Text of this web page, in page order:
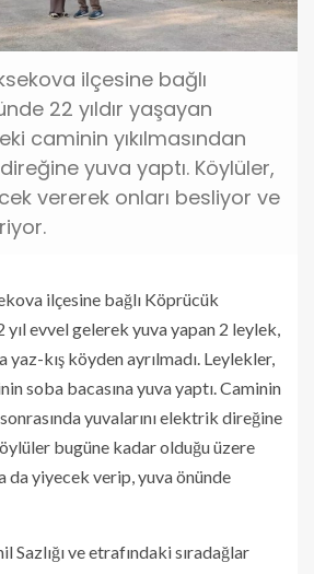
ilçesine bağlı
22 yıldır yaşayan
caminin yıkılmasından
yuva yaptı. Köylüler,
vererek onları besliyor ve
ilçesine bağlı Köprücük
yıl evvel gelerek yuva yapan 2 leylek,
yaz-kış köyden ayrılmadı. Leylekler,
soba bacasına yuva yaptı. Caminin
sonrasında yuvalarını elektrik direğine
bugüne kadar olduğu üzere
da yiyecek verip, yuva önünde
Sazlığı ve etrafındaki sıradağlar